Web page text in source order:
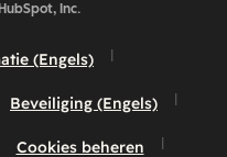
Inc.
(Engels)
Beveiliging (Engels)
Cookies beheren